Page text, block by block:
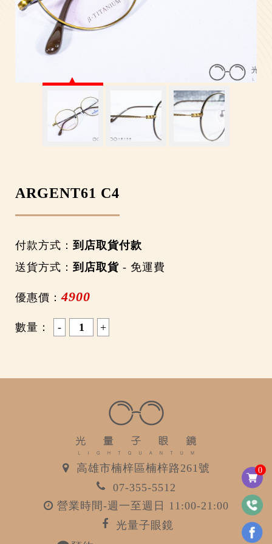
0
ARGENT61 C4
付款方式： 到店取貨付款
送貨方式： 到店取貨 - 免運費
優惠價：4900
數量：
高雄市楠梓區楠梓路261號
07-355-5512
營業時間-週一至週日 11:00-21:00
光量子眼鏡